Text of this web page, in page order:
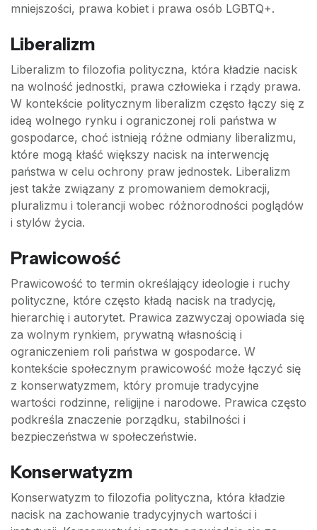
mniejszości, prawa kobiet i prawa osób LGBTQ+.
Liberalizm
Liberalizm to filozofia polityczna, która kładzie nacisk
na wolność jednostki, prawa człowieka i rządy prawa.
W kontekście politycznym liberalizm często łączy się z
ideą wolnego rynku i ograniczonej roli państwa w
gospodarce, choć istnieją różne odmiany liberalizmu,
które mogą kłaść większy nacisk na interwencję
państwa w celu ochrony praw jednostek. Liberalizm
jest także związany z promowaniem demokracji,
pluralizmu i tolerancji wobec różnorodności poglądów
i stylów życia.
Prawicowość
Prawicowość to termin określający ideologie i ruchy
polityczne, które często kładą nacisk na tradycję,
hierarchię i autorytet. Prawica zazwyczaj opowiada się
za wolnym rynkiem, prywatną własnością i
ograniczeniem roli państwa w gospodarce. W
kontekście społecznym prawicowość może łączyć się
z konserwatyzmem, który promuje tradycyjne
wartości rodzinne, religijne i narodowe. Prawica często
podkreśla znaczenie porządku, stabilności i
bezpieczeństwa w społeczeństwie.
Konserwatyzm
Konserwatyzm to filozofia polityczna, która kładzie
nacisk na zachowanie tradycyjnych wartości i